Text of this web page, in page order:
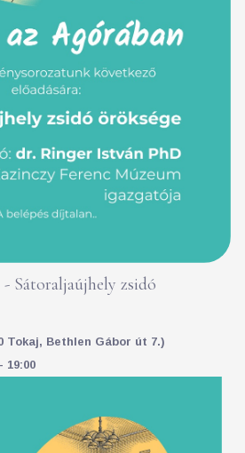
Sátoraljaújhely zsidó
Tokaj, Bethlen Gábor út 7.)
19:00